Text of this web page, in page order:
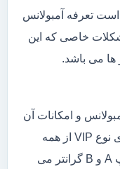
تعرفه آمبولانس
خاصی که این
ها می باشد.
و امکانات آن
متفاوت خواهد بود معمولا آمبولانس های نوع VIP از همه
مدل ها گرانتر و بعد از آن مدل های تیپ A و B گرانتر می